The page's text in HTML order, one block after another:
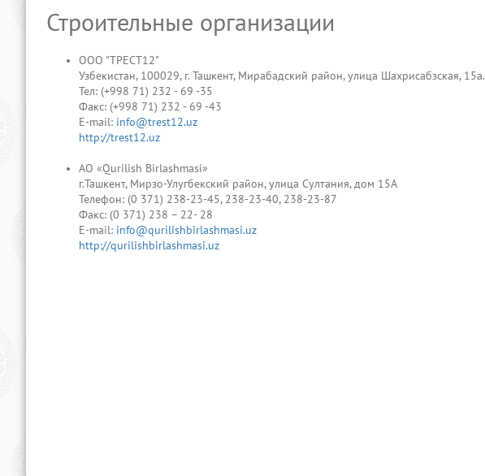
Строительные организации
ООО "ТРЕСТ12"
Узбекистан, 100029, г. Ташкент, Мирабадский район, улица Шахрисабзская, 15а.
Тел: (+998 71) 232 - 69 -35
Факс: (+998 71) 232 - 69 -43
E-mail: info@trest12.uz
http://trest12.uz
АО «Qurilish Birlashmasi»
г.Ташкент, Мирзо-Улугбекский район, улица Султания, дом 15А
Телефон: (0 371) 238-23-45, 238-23-40, 238-23-87
Факс: (0 371) 238 – 22- 28
E-mail: info@qurilishbirlashmasi.uz
http://qurilishbirlashmasi.uz